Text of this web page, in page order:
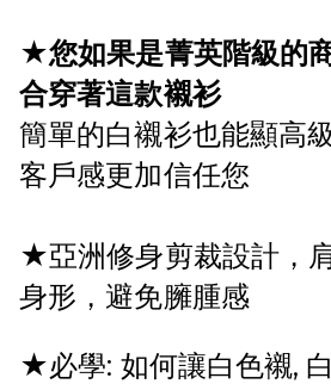
★您如果是菁英階級的
合穿著這款襯衫
簡單的白襯衫也能顯高
客戶感更加信任您
★亞洲修身剪裁設計，
身形，避免臃腫感
★必學: 如何讓白色襯,